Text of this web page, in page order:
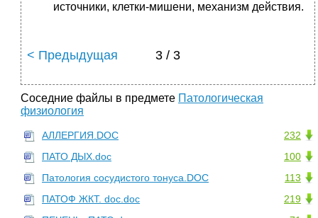
источники, клетки-мишени, механизм действия.
< Предыдущая 3 / 3
Соседние файлы в предмете Патологическая
физиология
232
АЛЛЕРГИЯ.DOC
100
ПАТО ДЫХ.doc
113
Патология сосудистого тонуса.DOC
219
ПАТОФ ЖКТ. doc.doc